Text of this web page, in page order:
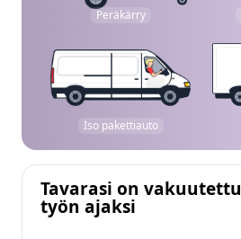
Peräkärry
Iso pakettiauto
Tavarasi on vakuutettu
työn ajaksi